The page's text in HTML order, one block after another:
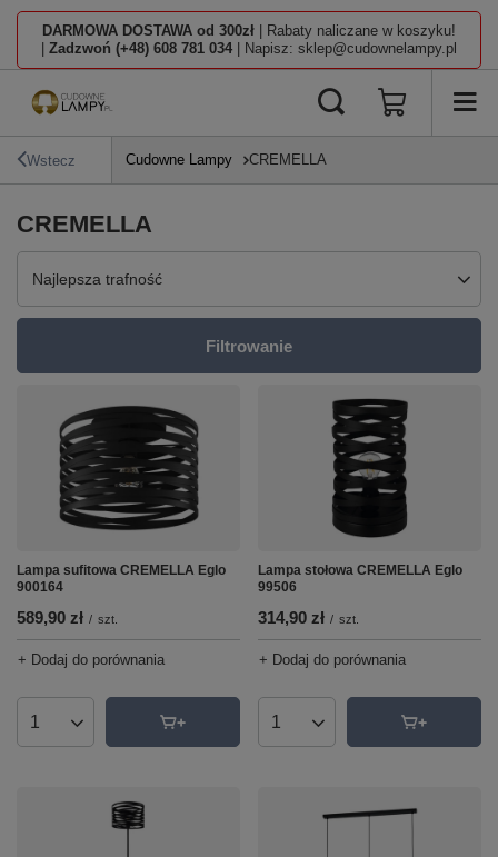
DARMOWA DOSTAWA od 300zł | Rabaty naliczane w koszyku!
Zadzwoń (+48) 608 781 034 | Napisz: sklep@cudownelampy.pl
Wstecz Cudowne Lampy CREMELLA
CREMELLA
Zmień sortowanie
Najlepsza trafność
Filtrowanie
Lampa sufitowa CREMELLA Eglo
900164
589,90 zł / szt.
+ Dodaj do porównania
Ilość produktów
Lampa stołowa CREMELLA Eglo
99506
314,90 zł / szt.
+ Dodaj do porównania
Ilość produktów